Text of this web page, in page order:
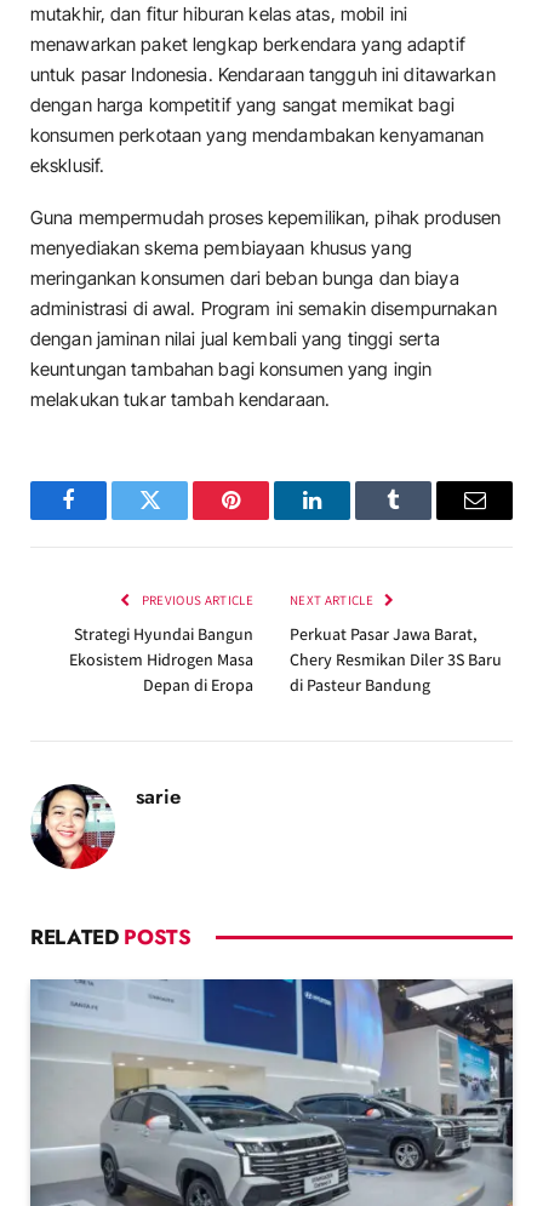
mutakhir, dan fitur hiburan kelas atas, mobil ini
menawarkan paket lengkap berkendara yang adaptif
untuk pasar Indonesia. Kendaraan tangguh ini ditawarkan
dengan harga kompetitif yang sangat memikat bagi
konsumen perkotaan yang mendambakan kenyamanan
eksklusif.
​Guna mempermudah proses kepemilikan, pihak produsen
menyediakan skema pembiayaan khusus yang
meringankan konsumen dari beban bunga dan biaya
administrasi di awal. Program ini semakin disempurnakan
dengan jaminan nilai jual kembali yang tinggi serta
keuntungan tambahan bagi konsumen yang ingin
melakukan tukar tambah kendaraan.
FacebookTwitter Pinterest LinkedInTumblr Email
PREVIOUS ARTICLE
Strategi Hyundai Bangun
Ekosistem Hidrogen Masa
Depan di Eropa
NEXT ARTICLE
Perkuat Pasar Jawa Barat,
Chery Resmikan Diler 3S Baru
di Pasteur Bandung
sarie
RELATED POSTS